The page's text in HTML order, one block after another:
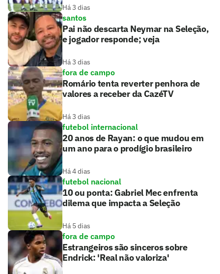
Há 3 dias
santos
Pai não descarta Neymar na Seleção,
e jogador responde; veja
Há 3 dias
fora de campo
Romário tenta reverter penhora de
valores a receber da CazéTV
Há 3 dias
futebol internacional
20 anos de Rayan: o que mudou em
um ano para o prodígio brasileiro
Há 4 dias
futebol nacional
10 ou ponta: Gabriel Mec enfrenta
dilema que impacta a Seleção
Há 5 dias
fora de campo
Estrangeiros são sinceros sobre
Endrick: 'Real não valoriza'